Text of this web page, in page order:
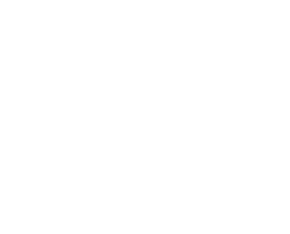
performance d’analytique.
peuvent être partagées
de médias sociaux comme
publicités ciblées. Vous
reciblage ou le profilage à
avez des droits relatifs à vos
personnels, tels que le droit
d'accéder à vos
de refuser de donner ou de